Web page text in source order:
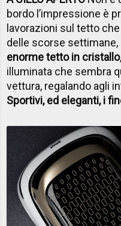
bordo l’impressione è
lavorazioni sul tetto
delle scorse settimane,
enorme tetto in cristallo
illuminata che sembra
vettura, regalando agli
Sportivi, ed eleganti, i